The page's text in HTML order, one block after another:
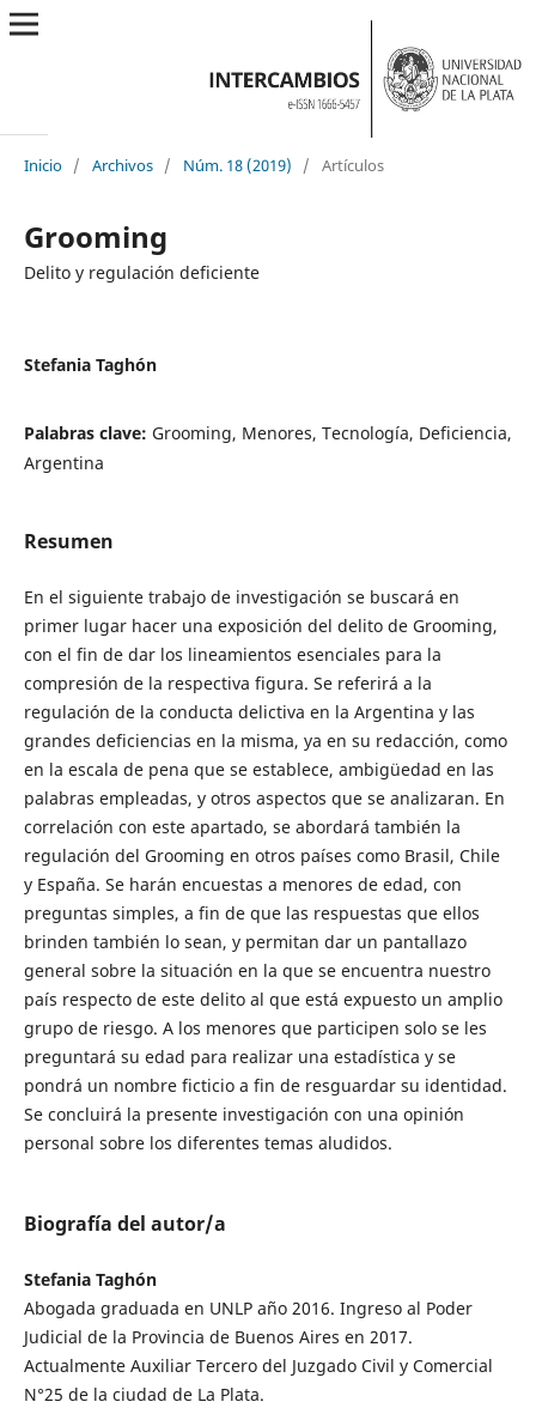
Inicio / Archivos / Núm. 18 (2019) / Artículos
Grooming
Delito y regulación deficiente
Stefania Taghón
Palabras clave: Grooming, Menores, Tecnología, Deficiencia,
Argentina
Resumen
En el siguiente trabajo de investigación se buscará en
primer lugar hacer una exposición del delito de Grooming,
con el fin de dar los lineamientos esenciales para la
compresión de la respectiva figura. Se referirá a la
regulación de la conducta delictiva en la Argentina y las
grandes deficiencias en la misma, ya en su redacción, como
en la escala de pena que se establece, ambigüedad en las
palabras empleadas, y otros aspectos que se analizaran. En
correlación con este apartado, se abordará también la
regulación del Grooming en otros países como Brasil, Chile
y España. Se harán encuestas a menores de edad, con
preguntas simples, a fin de que las respuestas que ellos
brinden también lo sean, y permitan dar un pantallazo
general sobre la situación en la que se encuentra nuestro
país respecto de este delito al que está expuesto un amplio
grupo de riesgo. A los menores que participen solo se les
preguntará su edad para realizar una estadística y se
pondrá un nombre ficticio a fin de resguardar su identidad.
Se concluirá la presente investigación con una opinión
personal sobre los diferentes temas aludidos.
Biografía del autor/a
Stefania Taghón
Abogada graduada en UNLP año 2016. Ingreso al Poder
Judicial de la Provincia de Buenos Aires en 2017.
Actualmente Auxiliar Tercero del Juzgado Civil y Comercial
N°25 de la ciudad de La Plata.